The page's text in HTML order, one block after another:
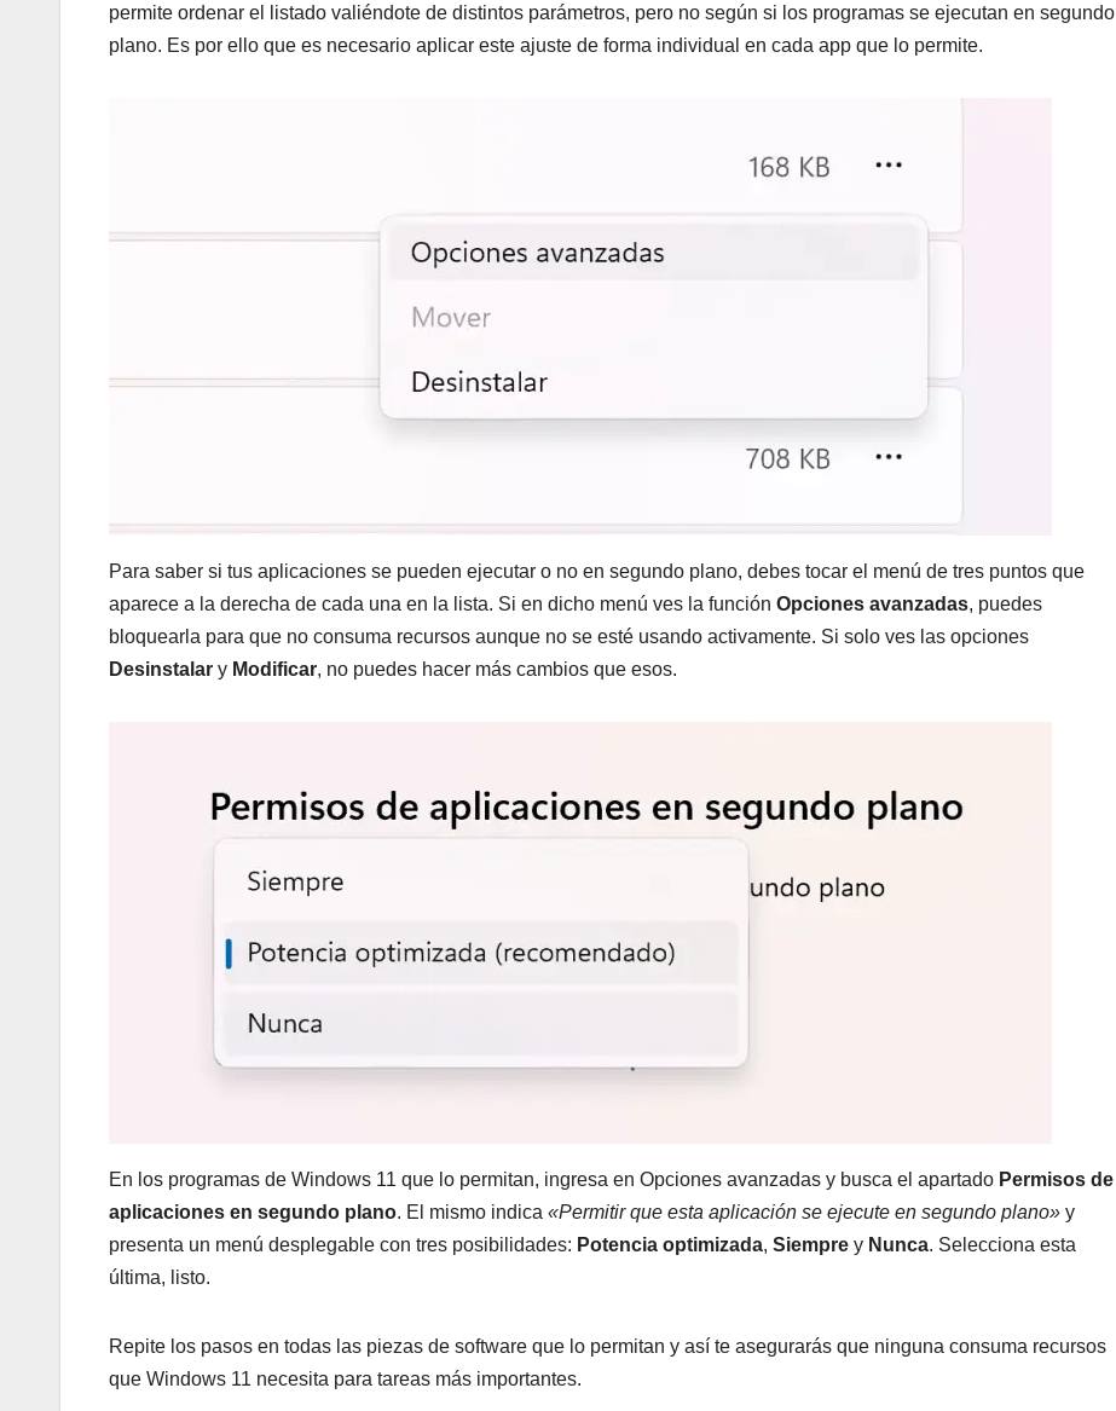
permite ordenar el listado valiéndote de distintos parámetros, pero no según si los programas se ejecutan en segundo
plano. Es por ello que es necesario aplicar este ajuste de forma individual en cada app que lo permite.
Para saber si tus aplicaciones se pueden ejecutar o no en segundo plano, debes tocar el menú de tres puntos que
aparece a la derecha de cada una en la lista. Si en dicho menú ves la función Opciones avanzadas, puedes
bloquearla para que no consuma recursos aunque no se esté usando activamente. Si solo ves las opciones
Desinstalar y Modificar, no puedes hacer más cambios que esos.
En los programas de Windows 11 que lo permitan, ingresa en Opciones avanzadas y busca el apartado Permisos de
aplicaciones en segundo plano. El mismo indica «Permitir que esta aplicación se ejecute en segundo plano» y
presenta un menú desplegable con tres posibilidades: Potencia optimizada, Siempre y Nunca. Selecciona esta
última, listo.
Repite los pasos en todas las piezas de software que lo permitan y así te asegurarás que ninguna consuma recursos
que Windows 11 necesita para tareas más importantes.